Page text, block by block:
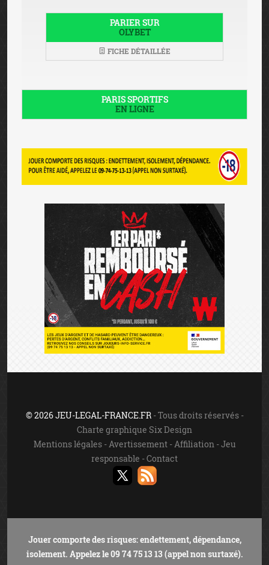
PARIER SUR
OLYBET
FICHE DÉTAILLÉE
PARIS SPORTIFS
EN LIGNE
© 2026 JEU-LEGAL-FRANCE.FR- Tous droits réservés -
Charte graphique Six Design
Mentions légales- Avertissement- Affiliation -Jeu
responsable -Contact
Jouer comporte des risques: endettement, dépendance,
isolement. Appelez le 09 74 75 13 13 (appel non surtaxé).